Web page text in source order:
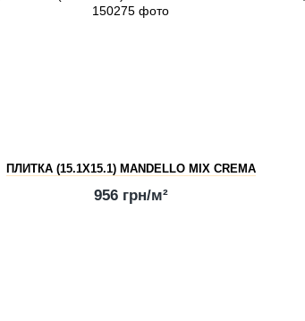
ПЛИТКА (15.1Х15.1) MANDELLO MIX CREMA
956 грн/м²